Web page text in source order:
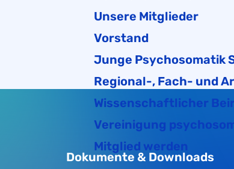
Unsere Mitglieder
Vorstand
Junge Psychosomatik
Regional-, Fach- und
Wissenschaftlicher
Vereinigung
Mitglied werden
Dokumente & Downloads